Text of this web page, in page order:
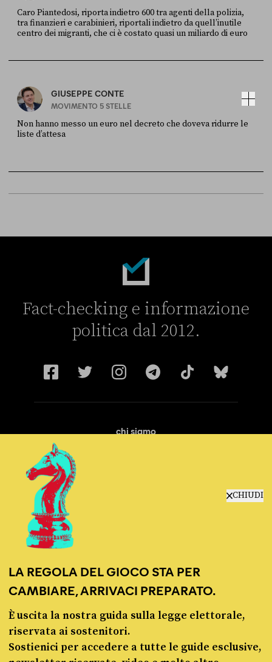
CHIUDI
LA REGOLA DEL GIOCO STA PER
CAMBIARE, ARRIVACI PREPARATO.
È uscita la nostra guida sulla legge elettorale,
riservata ai sostenitori.
Sostienici per accedere a tutte le guide esclusive,
Caro Piantedosi, riporta indietro 600 tra agenti della polizia,
tra finanzieri e carabinieri, riportali indietro da quell’inutile
centro dei migranti, che ci è costato quasi un miliardo di euro
GIUSEPPE CONTE
MOVIMENTO 5 STELLE
Non hanno messo un euro nel decreto che doveva ridurre le
liste d’attesa
Fact-checking e informazione
politica dal 2012.
chi siamo
© Pagella Politica 2012 - 2026
Pagella Politica è una testata registrata presso il Tribunale di Milano, n. 55 del 8